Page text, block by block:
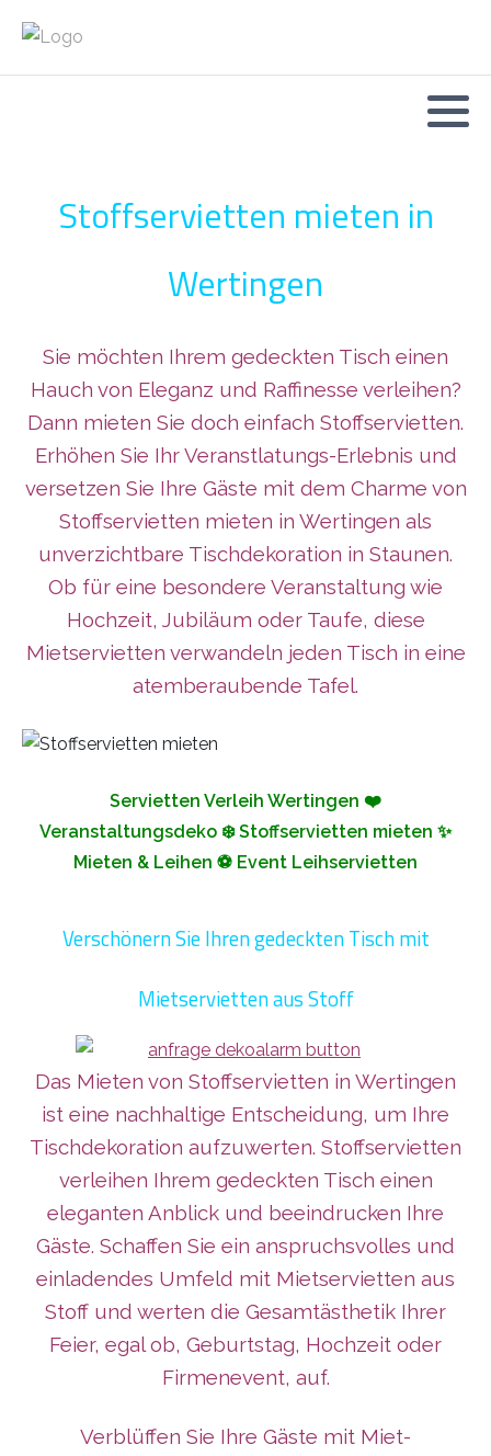
Stoffservietten mieten in
Wertingen
Sie möchten Ihrem gedeckten Tisch einen
Hauch von Eleganz und Raffinesse verleihen?
Dann mieten Sie doch einfach Stoffservietten.
Erhöhen Sie Ihr Veranstlatungs-Erlebnis und
versetzen Sie Ihre Gäste mit dem Charme von
Stoffservietten mieten in Wertingen als
unverzichtbare Tischdekoration in Staunen.
Ob für eine besondere Veranstaltung wie
Hochzeit, Jubiläum oder Taufe, diese
Mietservietten verwandeln jeden Tisch in eine
atemberaubende Tafel.
Servietten Verleih Wertingen ❤️
Veranstaltungsdeko ❄️ Stoffservietten mieten ✨
Mieten & Leihen ⚽ Event Leihservietten
Verschönern Sie Ihren gedeckten Tisch mit
Mietservietten aus Stoff
Das Mieten von Stoffservietten in Wertingen
ist eine nachhaltige Entscheidung, um Ihre
Tischdekoration aufzuwerten. Stoffservietten
verleihen Ihrem gedeckten Tisch einen
eleganten Anblick und beeindrucken Ihre
Gäste. Schaffen Sie ein anspruchsvolles und
einladendes Umfeld mit Mietservietten aus
Stoff und werten die Gesamtästhetik Ihrer
Feier, egal ob, Geburtstag, Hochzeit oder
Firmenevent, auf.
Verblüffen Sie Ihre Gäste mit Miet-